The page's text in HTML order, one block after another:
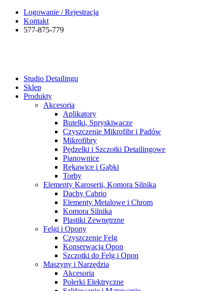
Logowanie / Rejestracja
Kontakt
577-875-779
Studio Detailingu
Sklep
Produkty
Akcesoria
Aplikatory
Butelki, Spryskiwacze
Czyszczenie Mikrofibr i Padów
Mikrofibry
Pędzelki i Szczotki Detailingowe
Pianownice
Rękawice i Gąbki
Torby
Elementy Karoserii, Komora Silnika
Dachy Cabrio
Elementy Metalowe i Chrom
Komora Silnika
Plastiki Zewnętrzne
Felgi i Opony
Czyszczenie Felg
Konserwacja Opon
Szczotki do Felg i Opon
Maszyny i Narzędzia
Akcesoria
Polerki Elektryczne